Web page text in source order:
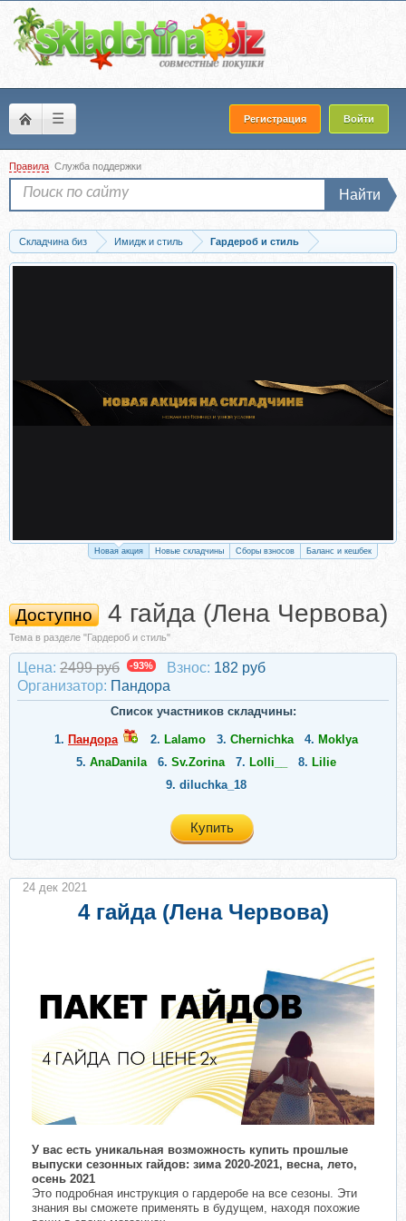
☰ Регистрация Войти
Правила Служба поддержки
Найти
Складчина биз Имидж и стиль
Гардероб и стиль
Скачать 4 гайда (Лена Червова)
Новая акция Новые складчины Сборы взносов Баланс и кешбек
Доступно 4 гайда (Лена Червова)
Тема в разделе "Гардероб и стиль"
Цена: 2499 руб -93% Взнос: 182 руб
Организатор: Пандора
Список участников складчины:
1. Пандора 2. Lalamo 3. Chernichka 4. Moklya
5. AnaDanila 6. Sv.Zorina 7. Lolli__ 8. Lilie
9. diluchka_18
Купить
4 гайда (Лена Червова)
У вас есть уникальная возможность купить прошлые
выпуски сезонных гайдов: зима 2020-2021, весна, лето,
осень 2021
Это подробная инструкция о гардеробе на все сезоны. Эти
знания вы сможете применять в будущем, находя похожие
24 дек 2021